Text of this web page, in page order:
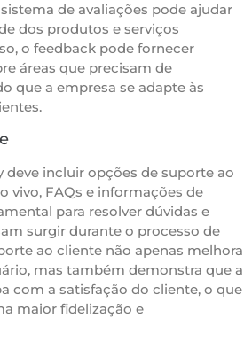
de avaliações pode ajudar
dos produtos e serviços
o feedback pode fornecer
áreas que precisam de
que a empresa se adapte às
deve incluir opções de suporte ao
vivo, FAQs e informações de
para resolver dúvidas e
surgir durante o processo de
ao cliente não apenas melhora
mas também demonstra que a
com a satisfação do cliente, o que
maior fidelização e